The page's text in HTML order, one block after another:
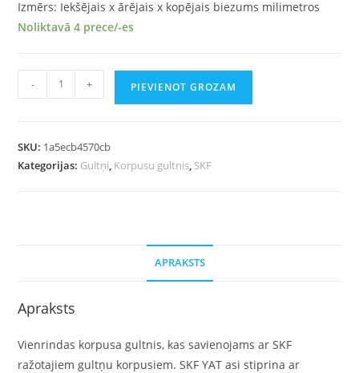
Izmērs: Iekšējais x ārējais x kopējais biezums milimetros
Noliktavā 4 prece/-es
- + PIEVIENOT GROZAM
SKU: 1a5ecb4570cb
Kategorijas: Gultņi, Korpusu gultnis, SKF
APRAKSTS
Apraksts
Vienrindas korpusa gultnis, kas savienojams ar SKF
ražotajiem gultņu korpusiem. SKF YAT asi stiprina ar